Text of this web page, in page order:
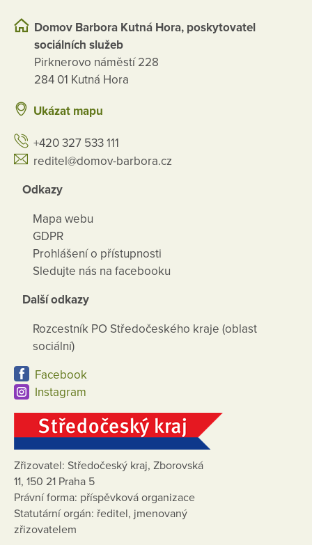
Domov Barbora Kutná Hora, poskytovatel
sociálních služeb
Pirknerovo náměstí 228
284 01 Kutná Hora
Ukázat mapu
+420 327 533 111
reditel@domov-barbora.cz
Odkazy
Mapa webu
GDPR
Prohlášení o přístupnosti
Sledujte nás na facebooku
Další odkazy
Rozcestník PO Středočeského kraje (oblast
sociální)
Facebook
Instagram
Zřizovatel: Středočeský kraj, Zborovská
11, 150 21 Praha 5
Právní forma: příspěvková organizace
Statutární orgán: ředitel, jmenovaný
zřizovatelem